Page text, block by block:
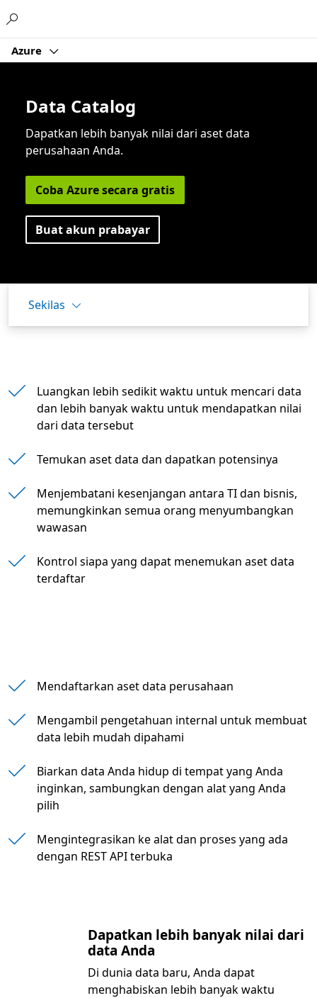
Azure
Data Catalog
Dapatkan lebih banyak nilai dari aset data
perusahaan Anda.
Coba Azure secara gratis
Buat akun prabayar
Sekilas
Luangkan lebih sedikit waktu untuk mencari
Luangkan lebih sedikit waktu untuk mencari data
dan lebih banyak waktu untuk mendapatkan nilai
dari data tersebut
Temukan aset data dan dapatkan potensinya
Menjembatani kesenjangan antara TI dan bisnis,
memungkinkan semua orang menyumbangkan
wawasan
Kontrol siapa yang dapat menemukan aset data
terdaftar
Membangun dan mengelola solusi lengkap di
Mendaftarkan aset data perusahaan
Mengembangkan solusi untuk katalog
Mengambil pengetahuan internal untuk membuat
data lebih mudah dipahami
Biarkan data Anda hidup di tempat yang Anda
inginkan, sambungkan dengan alat yang Anda
pilih
Mengintegrasikan ke alat dan proses yang ada
dengan REST API terbuka
Dapatkan lebih banyak nilai dari
data Anda
Di dunia data baru, Anda dapat
menghabiskan lebih banyak waktu